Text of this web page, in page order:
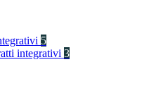
5
integrativi 3